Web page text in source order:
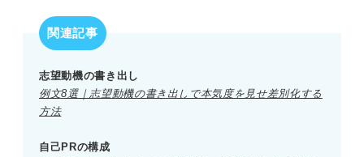
自己PRの書き出しで差別化して書類選考を通
過しよう
※AIの特性上、間違いが含まれている場合があります。記事本文
と併せてご確認ください。
関連記事
志望動機の書き出し
例文8選｜志望動機の書き出しで本気度を見せ差別化する
方法
自己PRの構成